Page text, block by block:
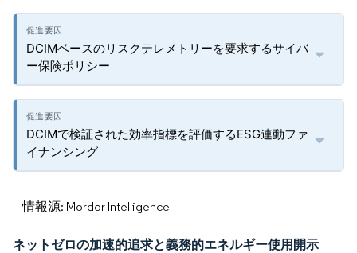
DCIMベースのリスクテレメトリーを要求するサイバ
ー保険ポリシー
DCIMで検証された効率指標を評価するESG連動ファ
イナンシング
情報源: Mordor Intelligence
ネットゼロの加速的追求と義務的エネルギー使用開示